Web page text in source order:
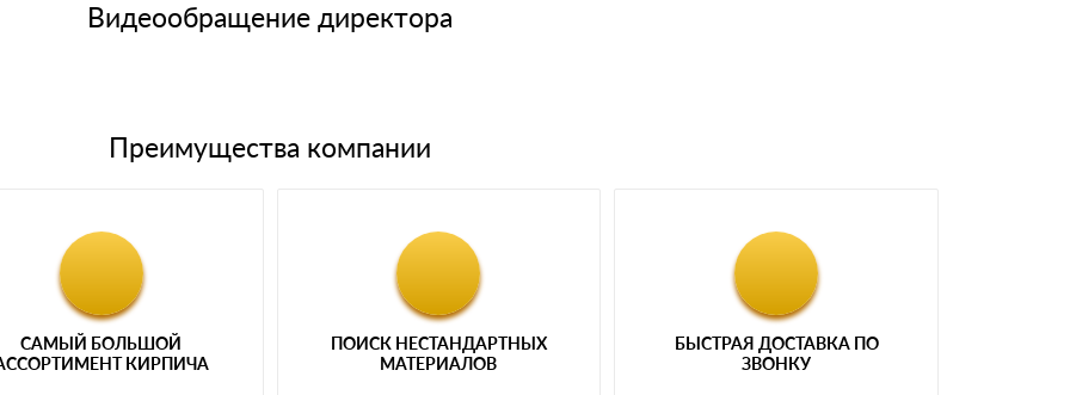
банковским картам
Видеообращение директора
Преимущества компании
САМЫЙ БОЛЬШОЙ
КИРПИЧА
ПОИСК НЕСТАНДАРТНЫХ
МАТЕРИАЛОВ
БЫСТРАЯ ДОСТАВКА ПО
ЗВОНКУ